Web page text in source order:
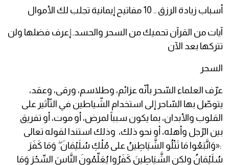
أسباب زيادة الرزق .. 10 مفاتيح إيمانية تجلب لك الأموال
آيات من القرآن تحميك من السحر والحسد..إعرف فضلها ولن
تتركها بعد الآن
السحر
عرّف العلماء السّحر بأنّه عزائم، وطلاسم، ورقى، وعقد،
يتوصّل بها السّاحر إلى استخدام الشّياطين في التّأثير على
القلوب والأبدان، بما يكون سبباً لمرض، أو موت، أو تفريق
بين الرّجل وأهله، أو نحو ذلك، وذلك استندا لقوله تعالى
:«وَاتَّبَعُوا مَا تَتْلُو الشَّيَاطِينُ على مُلْكِ سُلَيْمَانَ ۖ وَمَا كَفَرَ
سُلَيْمَانُ ولكن الشَّيَاطِينَ كَفَرُوا يُعَلِّمُونَ النَّاسَ السِّحْرَ وَمَا